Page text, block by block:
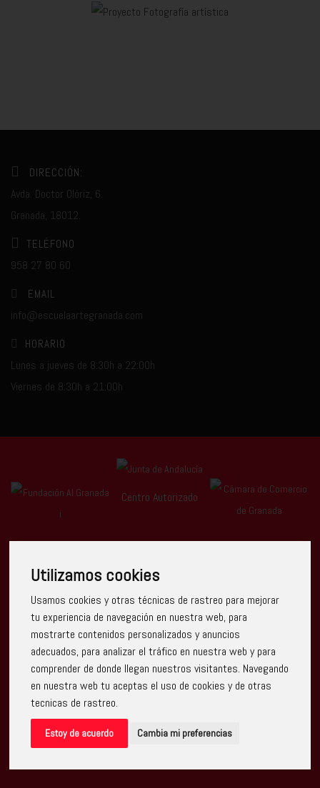
Utilizamos cookies
Usamos cookies y otras técnicas de rastreo para mejorar
tu experiencia de navegación en nuestra web, para
mostrarte contenidos personalizados y anuncios
adecuados, para analizar el tráfico en nuestra web y para
comprender de donde llegan nuestros visitantes. Navegando
en nuestra web tu aceptas el uso de cookies y de otras
tecnicas de rastreo.
Estoy de acuerdo Cambia mi preferencias
DIRECCIÓN:
Avda. Doctor Olóriz, 6.
Granada, 18012.
TELÉFONO
958 27 80 60
EMAIL
info@escuelaartegranada.com
HORARIO
Lunes a jueves de 8:30h a 22:00h
Viernes de 8:30h a 21:00h
Centro Autorizado
Escuela Arte Granada ha recibido una ayuda de la Unión
Europea con cargo al Programa Operativo FEDER de Andalucía
2014-2020, financiada como parte de la respuesta de la Unión
a la pandemia de COVID-19 (REACT-UE), para compensar el
sobrecoste energético de gas natural y/o electricidad a pymes
y autónomos especialmente afectados por el incremento de
los precios del gas natural y la electricidad provocados por el
impacto de la guerra de agresión de Rusia contra Ucrania.